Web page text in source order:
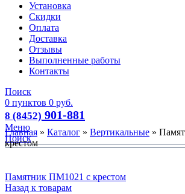
Установка
Скидки
Оплата
Доставка
Отзывы
Выполненные работы
Контакты
Поиск
0 пунктов 0 руб.
8 (8452) 901-881
Меню
Поиск
Главная » Каталог » Вертикальные »
крестом
Памятник ПМ1021 с крестом
Назад к товарам